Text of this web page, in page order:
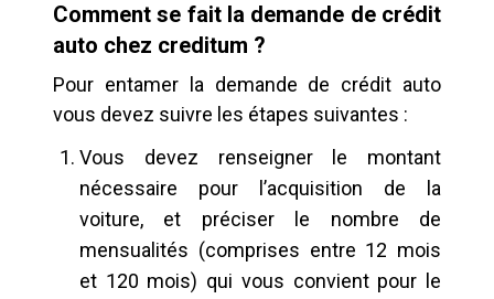
Comment se fait la demande de crédit
auto chez creditum ?
Pour entamer la demande de crédit auto
vous devez suivre les étapes suivantes :
Vous devez renseigner le montant
nécessaire pour l’acquisition de la
voiture, et préciser le nombre de
mensualités (comprises entre 12 mois
et 120 mois) qui vous convient pour le